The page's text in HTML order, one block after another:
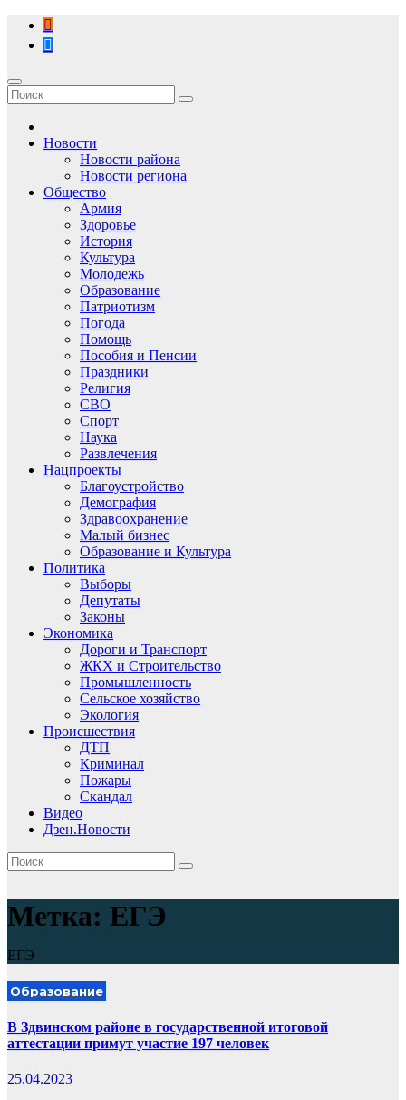
Перейти
содержимому
Новости
Новости района
Новости региона
Общество
Армия
Здоровье
История
Культура
Молодежь
Образование
Патриотизм
Погода
Помощь
Пособия и Пенсии
Праздники
Религия
СВО
Спорт
Наука
Развлечения
Нацпроекты
Благоустройство
Демография
Здравоохранение
Малый бизнес
Образование и Культура
Политика
Выборы
Депутаты
Законы
Экономика
Дороги и Транспорт
ЖКХ и Строительство
Промышленность
Сельское хозяйство
Экология
Происшествия
ДТП
Криминал
Пожары
Скандал
Видео
Дзен.Новости
Метка: ЕГЭ
ЕГЭ
Образование
В Здвинском районе в государственной итоговой
аттестации примут участие 197 человек
25.04.2023